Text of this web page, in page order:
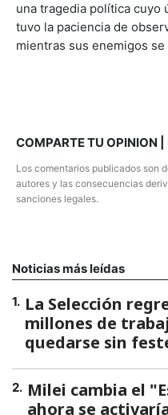
una tragedia política cuyo
tuvo la paciencia de
mientras sus enemigos
COMPARTE TU OPINION
Los comentarios publicados son
autores y las consecuencias
sanciones legales.
Noticias más leídas
1. La Selección
millones de
quedarse sin
2. Milei cambia el
ahora se